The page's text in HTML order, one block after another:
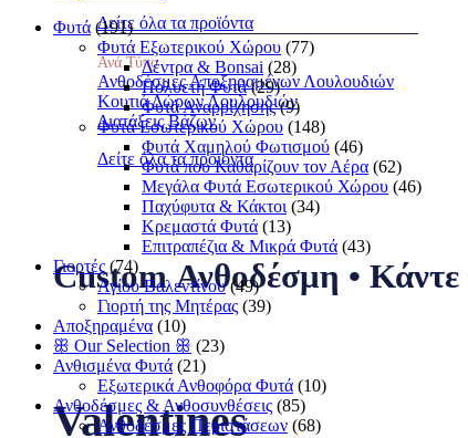
Δείτε όλα τα προϊόντα
Ανά Τύπο
Ανθοδέσμες Αποξηραμένων Λουλουδιών
Κουτιά Δώρων Λουλουδιών
Διατάξεις Βάζων
Δείτε όλα τα προϊόντα
Custom Ανθοδέσμη •
Valentines
Φυτά (191)
Φυτά Eξωτερικού Xώρου (77)
Δέντρα & Bonsai (28)
Πολυετή Φυτά (29)
Φυτά Αναρρίχησης (9)
Φυτά Eσωτερικού Xώρου (148)
Φυτά Χαμηλού Φωτισμού (46)
Φυτά που Καθαρίζουν τον Αέρα (62)
Μεγάλα Φυτά Εσωτερικού Χώρου (46)
Παχύφυτα & Κάκτοι (34)
Κρεμαστά Φυτά (13)
Επιτραπέζια & Mικρά Φυτά (43)
Γιορτές (74)
Αγίου Βαλεντίνου (49)
Γιορτή της Μητέρας (39)
Αποξηραμένα (10)
ꕥ Our Selection ꕥ (23)
Ανθισμένα Φυτά (21)
Εξωτερικά Ανθοφόρα Φυτά (10)
Ανθοδέσμες & Ανθοσυνθέσεις (85)
Ανθοδέσμες Περιστάσεων (68)